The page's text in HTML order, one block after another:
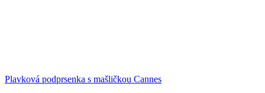
Plavková podprsenka s mašličkou Cannes